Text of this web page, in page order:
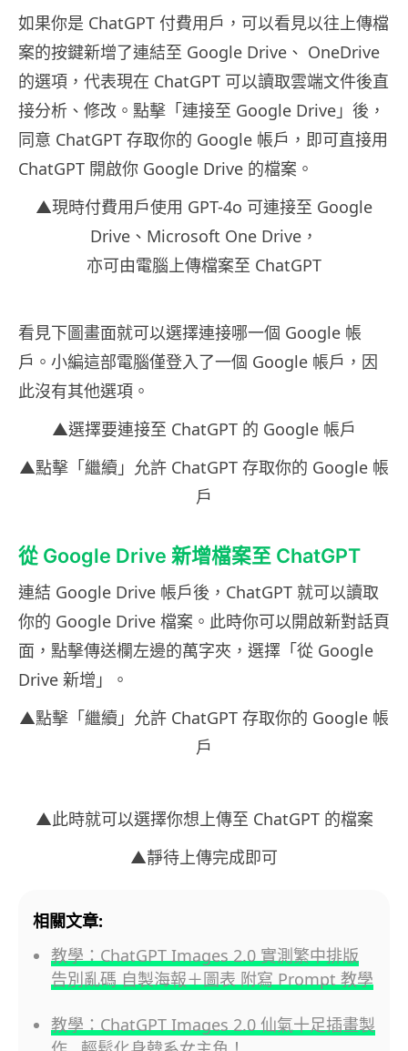
如果你是 ChatGPT 付費用戶，可以看見以往上傳檔
案的按鍵新增了連結至 Google Drive、 OneDrive
的選項，代表現在 ChatGPT 可以讀取雲端文件後直
接分析、修改。點擊「連接至 Google Drive」後，
同意 ChatGPT 存取你的 Google 帳戶，即可直接用
ChatGPT 開啟你 Google Drive 的檔案。
▲現時付費用戶使用 GPT-4o 可連接至 Google
Drive、Microsoft One Drive，
亦可由電腦上傳檔案至 ChatGPT
看見下圖畫面就可以選擇連接哪一個 Google 帳
戶。小編這部電腦僅登入了一個 Google 帳戶，因
此沒有其他選項。
▲選擇要連接至 ChatGPT 的 Google 帳戶
▲點擊「繼續」允許 ChatGPT 存取你的 Google 帳
戶
從 Google Drive 新增檔案至 ChatGPT
連結 Google Drive 帳戶後，ChatGPT 就可以讀取
你的 Google Drive 檔案。此時你可以開啟新對話頁
面，點擊傳送欄左邊的萬字夾，選擇「從 Google
Drive 新增」。
▲點擊「繼續」允許 ChatGPT 存取你的 Google 帳
戶
▲此時就可以選擇你想上傳至 ChatGPT 的檔案
▲靜待上傳完成即可
相關文章:
教學：ChatGPT Images 2.0 實測繁中排版
告別亂碼 自製海報＋圖表 附寫 Prompt 教學
教學：ChatGPT Images 2.0 仙氣十足插畫製